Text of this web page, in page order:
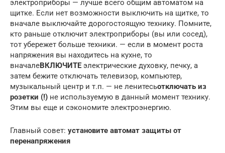
электроприборы — лучше всего общим автоматом на
щитке. Если нет возможности выключить на щитке, то
вначале выключайте дорогостоящую технику. Помните,
кто раньше отключит электроприборы (вы или сосед),
тот убережет больше техники. — если в момент роста
напряжения вы находитесь на кухне, то
вначалеВКЛЮЧИТЕ электрические духовку, печку, а
затем бежите отключать телевизор, компьютер,
музыкальный центр и т.п. — не ленитесьотключать из
розетки (!) не используемую в данный момент технику.
Этим вы еще и сэкономите электроэнергию.
Главный совет: установите автомат защиты от
перенапряжения